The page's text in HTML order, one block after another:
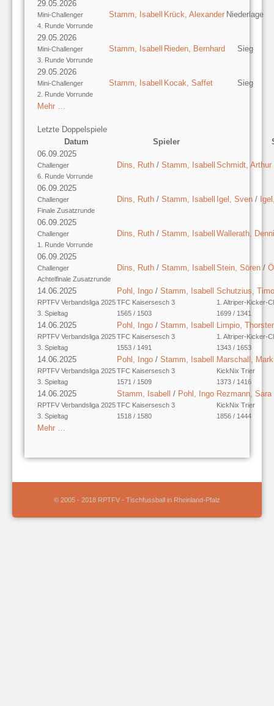
29.05.2026
Mini-Challenger
4. Runde Vorrunde
Stamm, Isabell Krück, Alexander Niederlage
29.05.2026
Mini-Challenger
3. Runde Vorrunde
Stamm, Isabell Rieden, Bernhard Sieg
29.05.2026
Mini-Challenger
2. Runde Vorrunde
Stamm, Isabell Kocak, Saffet Sieg
Mehr …
Letzte Doppelspiele
Datum
Spieler
06.09.2025
Challenger
6. Runde Vorrunde
Dins, Ruth / Stamm, Isabell Schmidt, Arthur
06.09.2025
Challenger
Finale Zusatzrunde
Dins, Ruth / Stamm, Isabell Igel, Sven /
06.09.2025
Challenger
1. Runde Vorrunde
Dins, Ruth / Stamm, Isabell Wallerath,
06.09.2025
Challenger
Achtelfinale Zusatzrunde
Dins, Ruth / Stamm, Isabell Stein, Sören /
14.06.2025
RPTFV Verbandsliga 2025
3. Spieltag
Pohl, Ingo / Stamm, Isabell
TFC Kaisersesch 3
1565 / 1503
Schutzius, Timo
1. Altriper-Kicker-
1699 / 1341
14.06.2025
RPTFV Verbandsliga 2025
3. Spieltag
Pohl, Ingo / Stamm, Isabell
TFC Kaisersesch 3
1553 / 1491
Limpio,
1. Altriper-Kicker-
1343 / 1653
14.06.2025
RPTFV Verbandsliga 2025
3. Spieltag
Pohl, Ingo / Stamm, Isabell
TFC Kaisersesch 3
1571 / 1509
Marschall,
KickNix Trier
1373 / 1416
14.06.2025
RPTFV Verbandsliga 2025
3. Spieltag
Stamm, Isabell / Pohl, Ingo
TFC Kaisersesch 3
1518 / 1580
Rezmann, Sara
KickNix Trier
1856 / 1444
Mehr …
© 2005 - 2018 RPTFV - Tischfussball in Rheinland-Pfalz